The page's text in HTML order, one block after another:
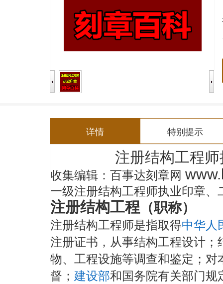
详情 特别提示
注册结构工程
收集编辑： 百事达刻章网
一级注册结构工程师执业印章、
注册结构工程 （职称）
注册结构工程师是指取得中华人
注册证书，从事结构工程设计；
物、工程设施等调查和鉴定；
督； 建设部和国务院有关部门规